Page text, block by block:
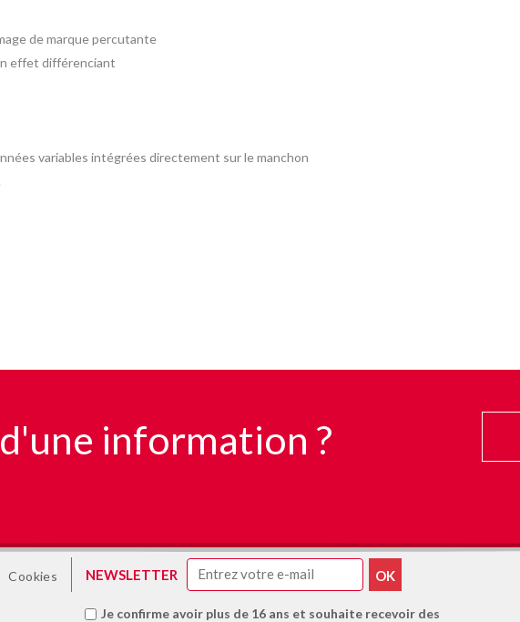
de marque percutante
effet différenciant
variables intégrées directement sur le manchon
information ?
Cookies NEWSLETTER
Je confirme avoir plus de 16 ans et souhaite recevoir des